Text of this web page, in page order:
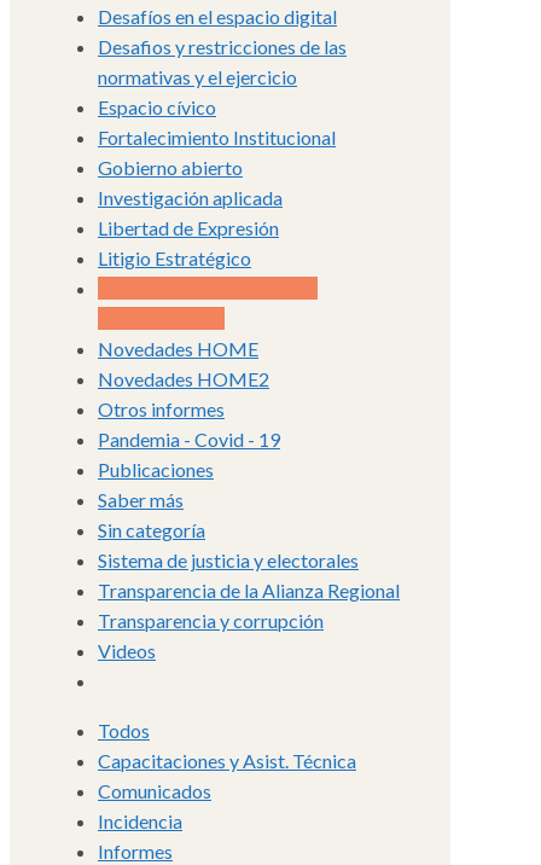
Desafíos en el espacio digital
Desafios y restricciones de las
normativas y el ejercicio
Espacio cívico
Fortalecimiento Institucional
Gobierno abierto
Investigación aplicada
Libertad de Expresión
Litigio Estratégico
Novedades HOME
Novedades HOME2
Otros informes
Pandemia - Covid - 19
Publicaciones
Saber más
Sin categoría
Sistema de justicia y electorales
Transparencia de la Alianza Regional
Transparencia y corrupción
Videos
Todos
Capacitaciones y Asist. Técnica
Comunicados
Incidencia
Informes